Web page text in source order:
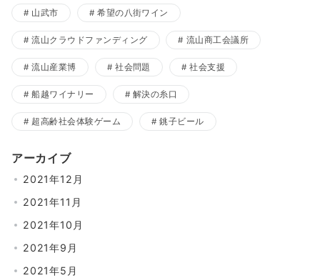
山武市 希望の八街ワイン
流山クラウドファンディング 流山商工会議所
流山産業博 社会問題 社会支援
船越ワイナリー 解決の糸口
超高齢社会体験ゲーム 銚子ビール
アーカイブ
2021年12月
2021年11月
2021年10月
2021年9月
2021年5月